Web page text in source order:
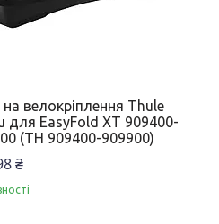
на велокріплення Thule
для EasyFold XT 909400-
(TH 909400-909900)
₴